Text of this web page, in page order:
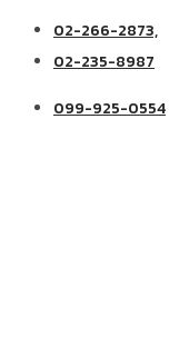
02-266-2873,
02-235-8987
099-925-0554